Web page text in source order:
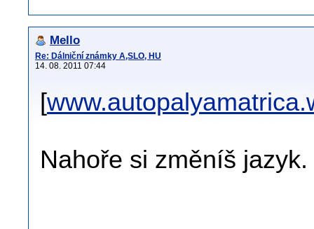
Mello
Re: Dálniční známky A,SLO, HU
14. 08. 2011 07:44
[
Nahoře si změníš jazyk.